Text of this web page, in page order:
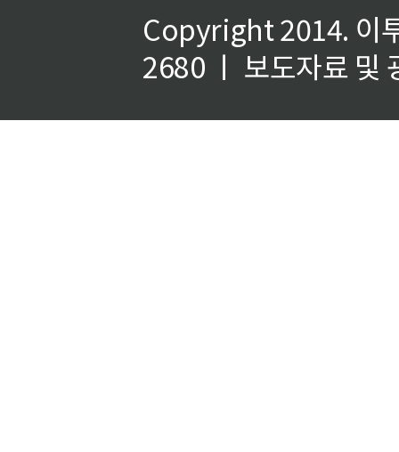
Copyright 2014. 이
2680 ㅣ 보도자료